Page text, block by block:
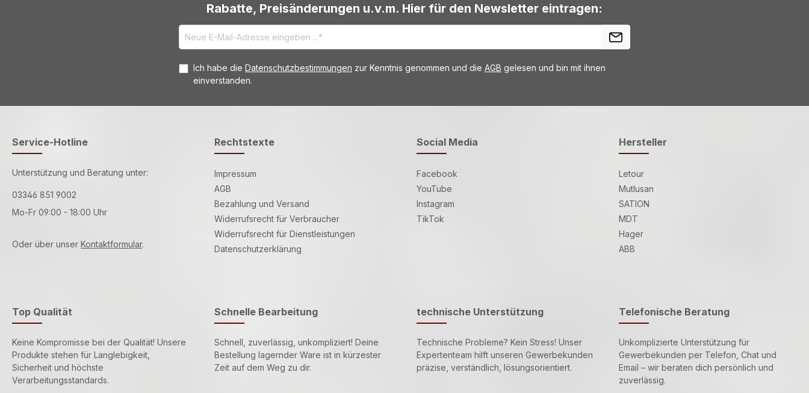
Rabatte, Preisänderungen u.v.m. Hier für den Newsletter eintragen:
Ich habe die Datenschutzbestimmungen zur Kenntnis genommen und die AGB gelesen und bin mit ihnen
einverstanden.
Service-Hotline
Unterstützung und Beratung unter:
03346 851 9002
Mo-Fr 09:00 - 18:00 Uhr
Oder über unser Kontaktformular.
Rechtstexte
Impressum
AGB
Bezahlung und Versand
Widerrufsrecht für Verbraucher
Widerrufsrecht für Dienstleistungen
Datenschutzerklärung
Social Media
Facebook
YouTube
Instagram
TikTok
Hersteller
Letour
Mutlusan
SATION
MDT
Hager
ABB
Top Qualität
Keine Kompromisse bei der Qualität! Unsere
Produkte stehen für Langlebigkeit,
Sicherheit und höchste
Verarbeitungsstandards.
Schnelle Bearbeitung
Schnell, zuverlässig, unkompliziert! Deine
Bestellung lagernder Ware ist in kürzester
Zeit auf dem Weg zu dir.
technische Unterstützung
Technische Probleme? Kein Stress! Unser
Expertenteam hilft unseren Gewerbekunden
präzise, verständlich, lösungsorientiert.
Telefonische Beratung
Unkomplizierte Unterstützung für
Gewerbekunden per Telefon, Chat und
Email – wir beraten dich persönlich und
zuverlässig.